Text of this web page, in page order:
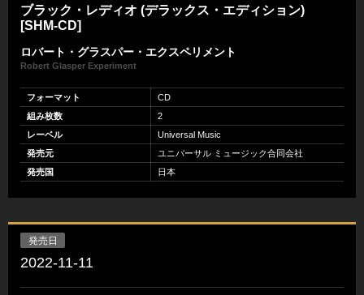
ブラック・レディオ (デラックス・エディション)
[SHM-CD]
ロバート・グラスパー・エクスペリメント
Robert Glasper Experiment
フォーマット
CD
組み枚数
2
レーベル
Universal Music
発売元
ユニバーサル ミュージック合同会社
発売国
日本
発売日
2022-11-11